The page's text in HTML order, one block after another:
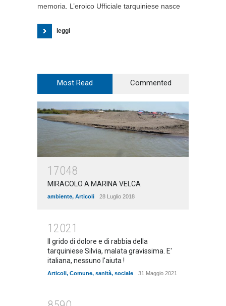
memoria. L’eroico Ufficiale tarquiniese nasce
leggi
Most Read Commented
17048
MIRACOLO A MARINA VELCA
ambiente, Articoli 28 Luglio 2018
12021
Il grido di dolore e di rabbia della
tarquiniese Silvia, malata gravissima. E'
italiana, nessuno l'aiuta !
Articoli, Comune, sanità, sociale 31 Maggio 2021